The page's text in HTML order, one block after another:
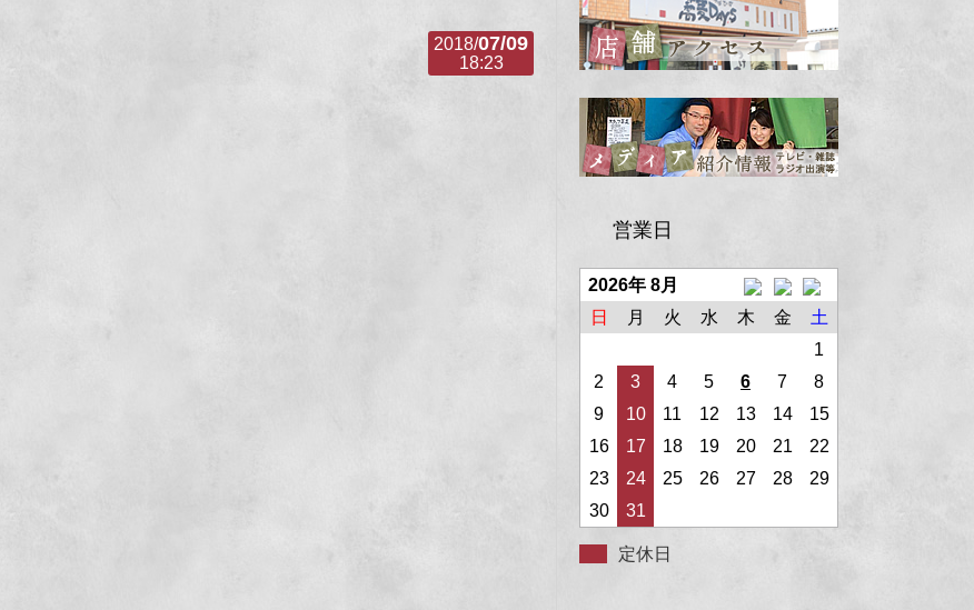
2018/07/09
18:23
営業日
2026年 8月
日
月 火 水 木 金
土
1
2
3 4 5 6 7
8
9
10 11 12 13 14
15
16
17 18 19 20 21
22
23
24 25 26 27 28
29
30
31
定休日